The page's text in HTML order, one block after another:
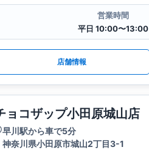
営業時間
平日 10:00〜13:00
店舗情報
ョコザップ小田原城山店
早川駅から車で5分
神奈川県小田原市城山2丁目3-1